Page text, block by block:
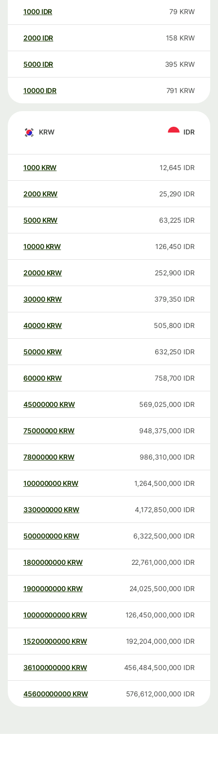
1000 IDR 79 KRW
2000 IDR 158 KRW
5000 IDR 395 KRW
10000 IDR 791 KRW
KRW IDR
1000 KRW 12,645 IDR
2000 KRW 25,290 IDR
5000 KRW 63,225 IDR
10000 KRW 126,450 IDR
20000 KRW 252,900 IDR
30000 KRW 379,350 IDR
40000 KRW 505,800 IDR
50000 KRW 632,250 IDR
60000 KRW 758,700 IDR
45000000 KRW 569,025,000 IDR
75000000 KRW 948,375,000 IDR
78000000 KRW 986,310,000 IDR
100000000 KRW 1,264,500,000 IDR
330000000 KRW 4,172,850,000 IDR
500000000 KRW 6,322,500,000 IDR
1800000000 KRW 22,761,000,000 IDR
1900000000 KRW 24,025,500,000 IDR
10000000000 KRW 126,450,000,000 IDR
15200000000 KRW 192,204,000,000 IDR
36100000000 KRW 456,484,500,000 IDR
45600000000 KRW 576,612,000,000 IDR